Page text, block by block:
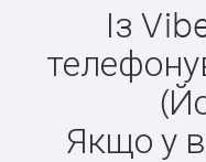
Із
Якщо у